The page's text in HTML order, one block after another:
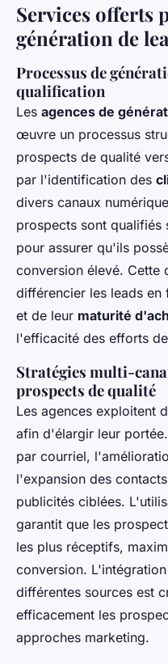
Services offerts
génération de
Processus de
qualification
Les agences de
œuvre un processus
prospects de qualité
par l'identification des
divers canaux
prospects sont qualifiés
pour assurer qu'ils
conversion élevé. Cette
différencier les leads
et de leur maturité
l'efficacité des efforts
Stratégies multi-
prospects de qualité
Les agences exploitent
afin d'élargir leur
par courriel,
l'expansion des
publicités ciblées.
garantit que les
les plus réceptifs,
conversion.
différentes sources est
efficacement les
approches marketing.